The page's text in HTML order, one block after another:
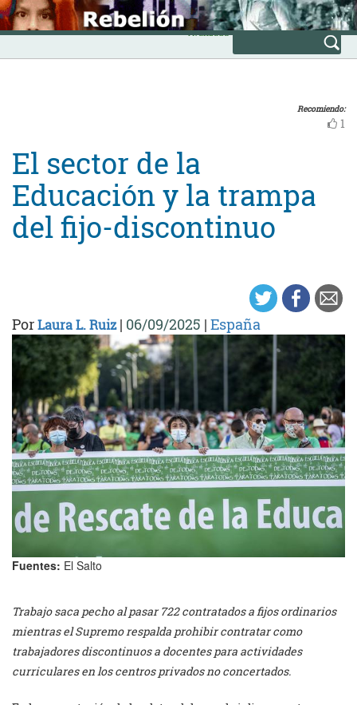
Skip
to
content
INICIO
Avanzada
Recomiendo:
1
El sector de la
Educación y la trampa
del fijo-discontinuo
PorLaura L. Ruiz| 06/09/2025 | España
Fuentes: El Salto
Trabajo saca pecho al pasar 722 contratados a fijos ordinarios
mientras el Supremo respalda prohibir contratar como
trabajadores discontinuos a docentes para actividades
curriculares en los centros privados no concertados.